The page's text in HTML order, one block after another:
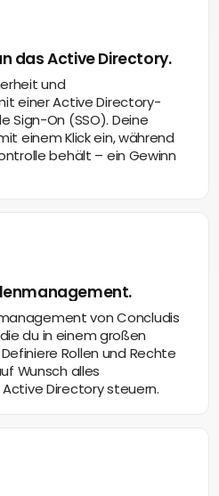
das Active Directory.
und
einer Active Directory-
Sign-On (SSO). Deine
einem Klick ein, während
behält – ein Gewinn
von Concludis
du in einem großen
Rollen und Rechte
Wunsch alles
Directory steuern.